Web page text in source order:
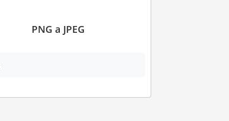
PNG a JPEG